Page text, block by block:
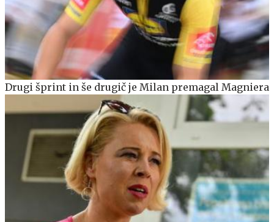
Drugi šprint in še drugič je Milan premagal Magniera